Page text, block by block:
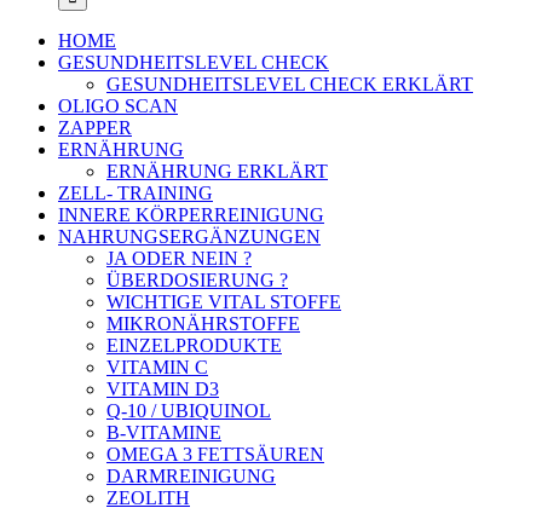
HOME
GESUNDHEITSLEVEL CHECK
GESUNDHEITSLEVEL CHECK ERKLÄRT
OLIGO SCAN
ZAPPER
ERNÄHRUNG
ERNÄHRUNG ERKLÄRT
ZELL- TRAINING
INNERE KÖRPERREINIGUNG
NAHRUNGSERGÄNZUNGEN
JA ODER NEIN ?
ÜBERDOSIERUNG ?
WICHTIGE VITAL STOFFE
MIKRONÄHRSTOFFE
EINZELPRODUKTE
VITAMIN C
VITAMIN D3
Q-10 / UBIQUINOL
B-VITAMINE
OMEGA 3 FETTSÄUREN
DARMREINIGUNG
ZEOLITH